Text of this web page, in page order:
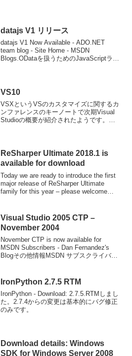
datajs V1 リリース
datajs V1 Now Available - ADO.NET
team blog - Site Home - MSDN
Blogs.ODataを扱うためのJavaScriptライ
VS10
VSXというVSのカスタマイズに関するカ
ンファレンスのキーノートで次期Visual
Studioの概要が紹介されたようです。
ReSharper Ultimate 2018.1 is
available for download
Today we are ready to introduce the first
major release of ReSharper Ultimate
family for this year – please welcome
Visual Studio 2005 CTP –
November 2004
November CTP is now available for
MSDN Subscribers - Dan Fernandez's
Blogその他情報MSDN サブスクライバダ
IronPython 2.7.5 RTM
IronPython - Download: 2.7.5.RTMしまし
た。2.7.4からの変更は基本的にバグ修正
のみです。
Download details: Windows
SDK for Windows Server 2008